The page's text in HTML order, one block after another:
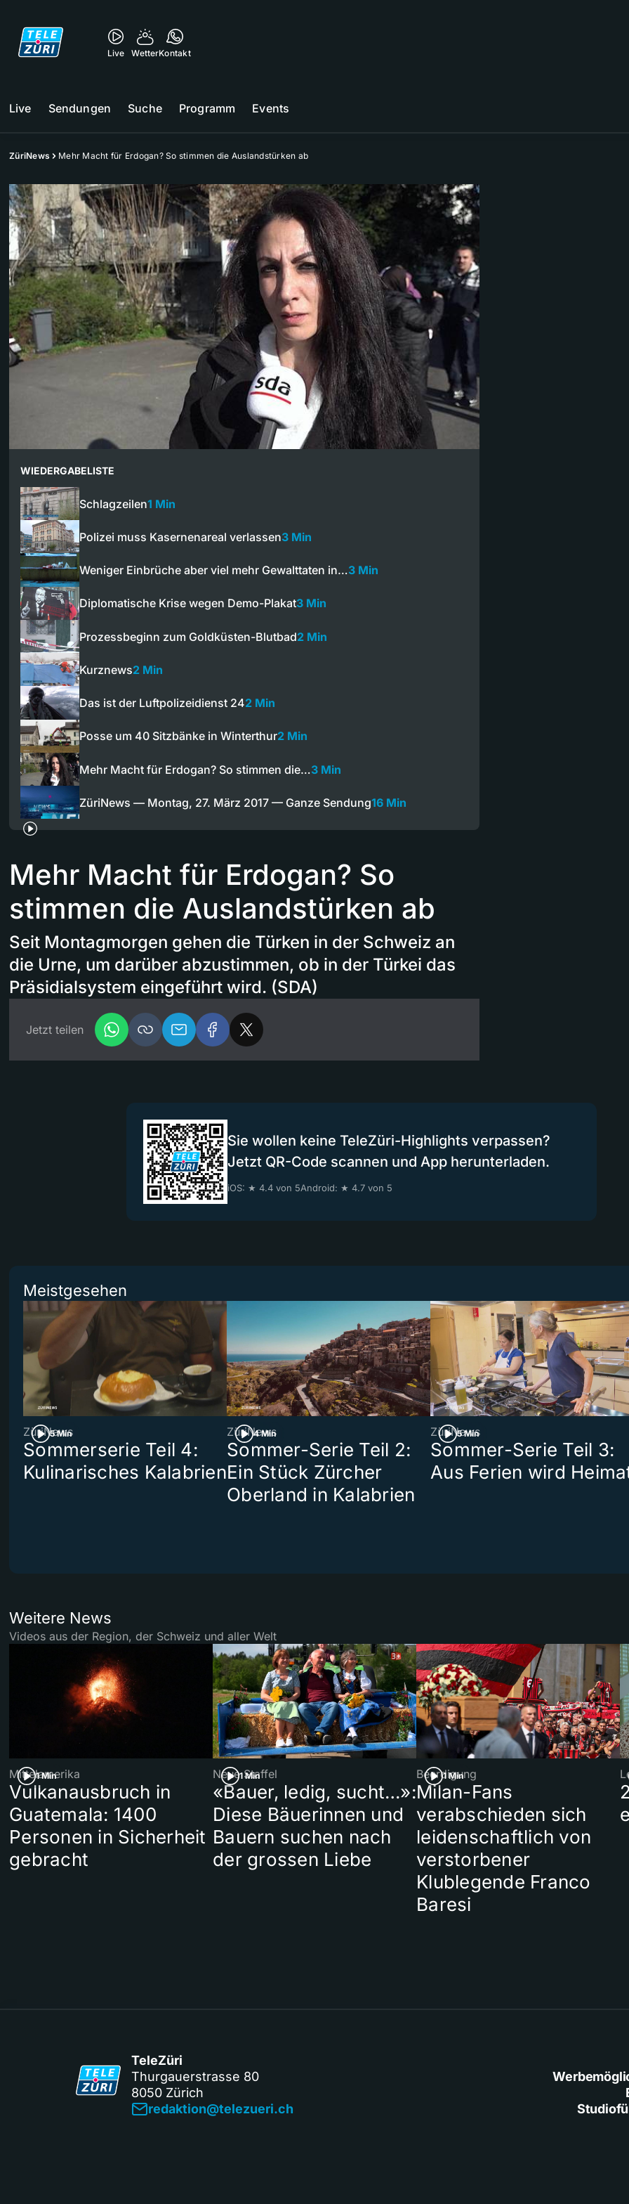
Live WetterKontakt
Live Sendungen Suche Programm Events
ZüriNews Mehr Macht für Erdogan? So stimmen die Auslandstürken ab
WIEDERGABELISTE
Schlagzeilen1 Min
Polizei muss Kasernenareal verlassen3 Min
Weniger Einbrüche aber viel mehr Gewalttaten in…3 Min
Diplomatische Krise wegen Demo-Plakat3 Min
Prozessbeginn zum Goldküsten-Blutbad2 Min
Kurznews2 Min
Das ist der Luftpolizeidienst 242 Min
Posse um 40 Sitzbänke in Winterthur2 Min
Mehr Macht für Erdogan? So stimmen die…3 Min
ZüriNews — Montag, 27. März 2017 — Ganze Sendung16 Min
Mehr Macht für Erdogan? So
stimmen die Auslandstürken ab
Seit Montagmorgen gehen die Türken in der Schweiz an
die Urne, um darüber abzustimmen, ob in der Türkei das
Präsidialsystem eingeführt wird. (SDA)
Jetzt teilen
Sie wollen keine TeleZüri-Highlights verpassen?
Jetzt QR-Code scannen und App herunterladen.
iOS: ★ 4.4 von 5Android: ★ 4.7 von 5
Meistgesehen
5 Min
ZüriNews
Sommerserie Teil 4:
Kulinarisches Kalabrien
4 Min
ZüriNews
Sommer-Serie Teil 2:
Ein Stück Zürcher
Oberland in Kalabrien
5 Min
ZüriNews
Sommer-Serie Teil 3:
Aus Ferien wird
Weitere News
Videos aus der Region, der Schweiz und aller Welt
1 Min
Mittelamerika
Vulkanausbruch in
Guatemala: 1400
Personen in Sicherheit
gebracht
1 Min
Neue Staffel
«Bauer, ledig, sucht…»:
Diese Bäuerinnen und
Bauern suchen nach
der grossen Liebe
1 Min
Beerdigung
Milan-Fans
verabschieden sich
leidenschaftlich von
verstorbener
Klublegende Franco
Baresi
TeleZüri
Thurgauerstrasse 80
8050 Zürich
redaktion@telezueri.ch